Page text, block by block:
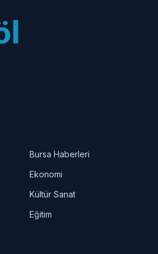
Bursa Haberleri
Ekonomi
Kültür Sanat
Eğitim